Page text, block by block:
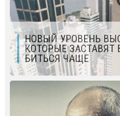
НОВЫЙ УРОВЕНЬ
КОТОРЫЕ ЗАСТАВЯТ
БИТЬСЯ ЧАЩЕ